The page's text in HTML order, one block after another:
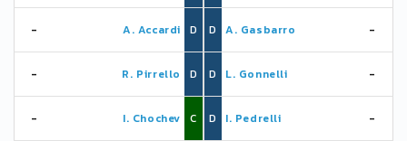
- A. Accardi D
- R. Pirrello D
- I. Chochev C
D A. Gasbarro -
D L. Gonnelli -
D I. Pedrelli -